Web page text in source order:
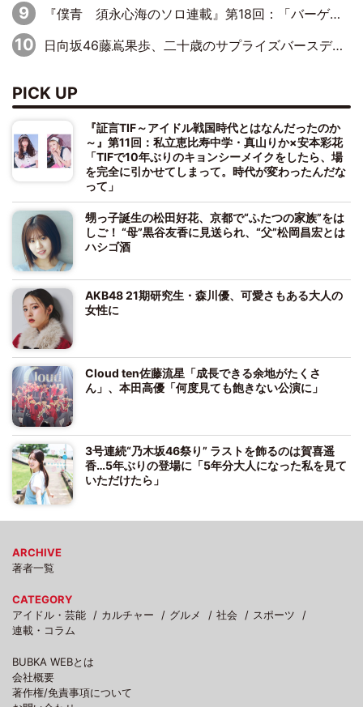
『僕青 須永心海のソロ連載』第18回：「バーゲンセールハンターみうな inしまむら」編
日向坂46藤嶌果歩、二十歳のサプライズバースデーに大喜び「頼られる先輩になれるように努力していきたい」
PICK UP
『証言TIF～アイドル戦国時代とはなんだったのか
～』第11回：私立恵比寿中学・真山りか×安本彩花
「TIFで10年ぶりのキョンシーメイクをしたら、場
を完全に引かせてしまって。時代が変わったんだな
って」
甥っ子誕生の松田好花、京都で“ふたつの家族”をは
しご！ “母”黒谷友香に見送られ、“父”松岡昌宏とは
ハシゴ酒
AKB48 21期研究生・森川優、可愛さもある大人の
女性に
Cloud ten佐藤流星「成長できる余地がたくさ
ん」、本田高優「何度見ても飽きない公演に」
3号連続“乃木坂46祭り” ラストを飾るのは賀喜遥
香…5年ぶりの登場に「5年分大人になった私を見て
いただけたら」
ARCHIVE
著者一覧
CATEGORY
アイドル・芸能
カルチャー グルメ 社会
スポーツ
連載・コラム
BUBKA WEBとは
会社概要
著作権/免責事項について